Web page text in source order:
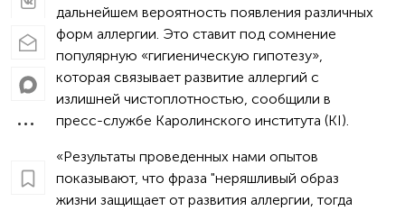
дальнейшем вероятность появления различных
форм аллергии. Это ставит под сомнение
популярную «гигиеническую гипотезу»,
которая связывает развитие аллергий с
излишней чистоплотностью, сообщили в
пресс-службе Каролинского института (KI).
«Результаты проведенных нами опытов
показывают, что фраза "неряшливый образ
жизни защищает от развития аллергии, тогда